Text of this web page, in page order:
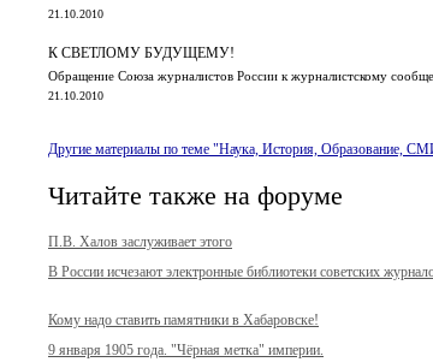
21.10.2010
К СВЕТЛОМУ БУДУЩЕМУ!
Обращение Союза журналистов России к журналистскому
21.10.2010
Другие материалы по теме "Наука, История, Образование,
Читайте также на форуме
П.В. Халов заслуживает этого
В России исчезают электронные библиотеки советских
Кому надо ставить памятники в Хабаровске!
9 января 1905 года. "Чёрная метка" империи.